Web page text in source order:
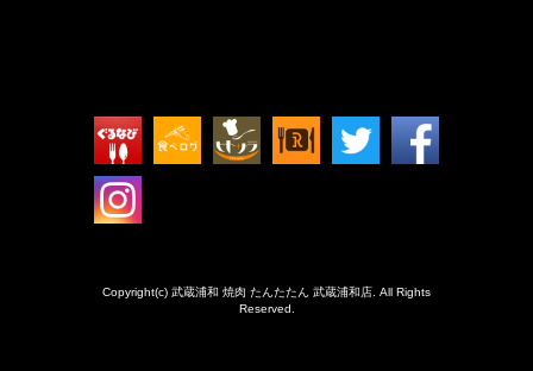
Copyright(c) 武蔵浦和 焼肉 たんたたん 武蔵浦和店. All Rights
Reserved.